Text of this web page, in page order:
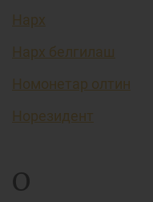
Нарх
Нарх белгилаш
Номонетар олтин
Норезидент
О